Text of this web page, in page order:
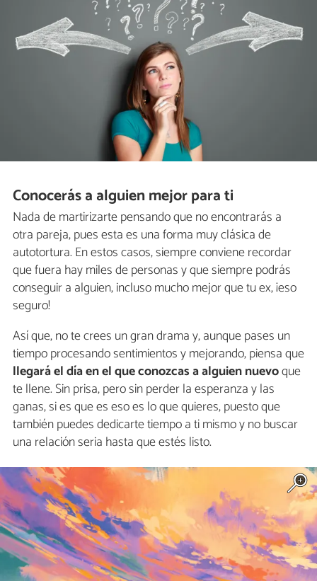
Conocerás a alguien mejor para ti
Nada de martirizarte pensando que no encontrarás a
otra pareja, pues esta es una forma muy clásica de
autotortura. En estos casos, siempre conviene recordar
que fuera hay miles de personas y que siempre podrás
conseguir a alguien, incluso mucho mejor que tu ex, ¡eso
seguro!
Así que, no te crees un gran drama y, aunque pases un
tiempo procesando sentimientos y mejorando, piensa que
llegará el día en el que conozcas a alguien nuevoque
te llene. Sin prisa, pero sin perder la esperanza y las
ganas, si es que es eso es lo que quieres, puesto que
también puedes dedicarte tiempo a ti mismo y no buscar
una relación seria hasta que estés listo.